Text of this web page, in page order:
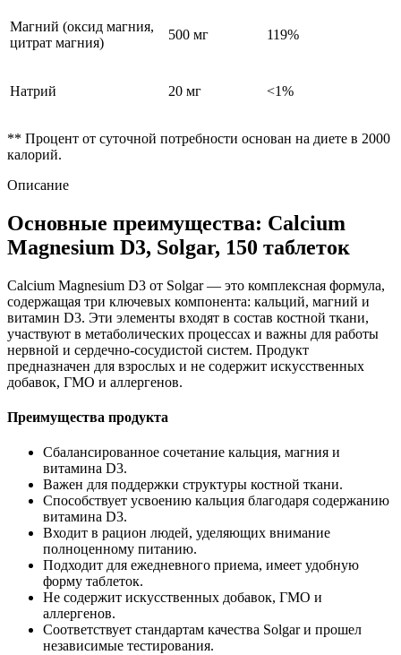
Магний (оксид магния,
цитрат магния)
500 мг 119%
Натрий 20 мг <1%
** Процент от суточной потребности основан на диете в 2000
калорий.
Описание
Основные преимущества: Calcium
Magnesium D3, Solgar, 150 таблеток
Calcium Magnesium D3 от Solgar — это комплексная формула,
содержащая три ключевых компонента: кальций, магний и
витамин D3. Эти элементы входят в состав костной ткани,
участвуют в метаболических процессах и важны для работы
нервной и сердечно-сосудистой систем. Продукт
предназначен для взрослых и не содержит искусственных
добавок, ГМО и аллергенов.
Преимущества продукта
Сбалансированное сочетание кальция, магния и
витамина D3.
Важен для поддержки структуры костной ткани.
Способствует усвоению кальция благодаря содержанию
витамина D3.
Входит в рацион людей, уделяющих внимание
полноценному питанию.
Подходит для ежедневного приема, имеет удобную
форму таблеток.
Не содержит искусственных добавок, ГМО и
аллергенов.
Соответствует стандартам качества Solgar и прошел
независимые тестирования.